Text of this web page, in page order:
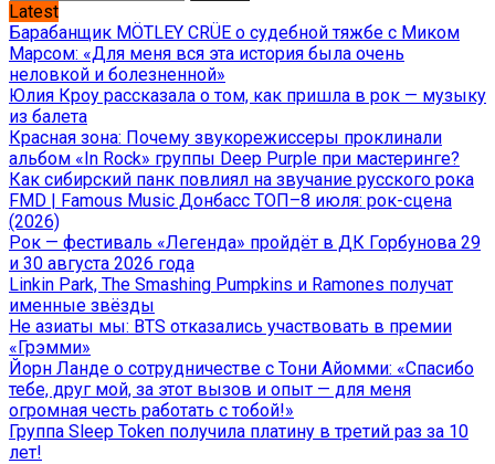
Latest
Барабанщик MÖTLEY CRÜE о судебной тяжбе с Миком
Марсом: «Для меня вся эта история была очень
неловкой и болезненной»
Юлия Кроу рассказала о том, как пришла в рок — музыку
из балета
Красная зона: Почему звукорежиссеры проклинали
альбом «In Rock» группы Deep Purple при мастеринге?
Как сибирский панк повлиял на звучание русского рока
FMD | Famous Music Донбасс ТОП–8 июля: рок-сцена
(2026)
Рок — фестиваль «Легенда» пройдёт в ДК Горбунова 29
и 30 августа 2026 года
Linkin Park, The Smashing Pumpkins и Ramones получат
именные звёзды
Не азиаты мы: BTS отказались участвовать в премии
«Грэмми»
Йорн Ланде о сотрудничестве с Тони Айомми: «Спасибо
тебе, друг мой, за этот вызов и опыт — для меня
огромная честь работать с тобой!»
Группа Sleep Token получила платину в третий раз за 10
лет!